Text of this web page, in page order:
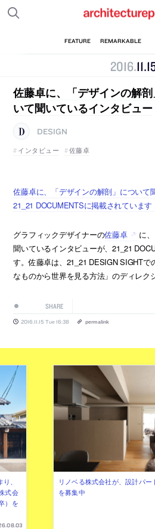
2016.11.
佐藤卓に、「デザインの解
いて聞いているインタビュー
DESIGN
インタビュー
佐藤卓
佐藤卓に、「デザインの解剖」について
21_21 DOCUMENTSに掲載されています
グラフィックデザイナーの佐藤卓
に
聞いているインタビューが、21_21
す。佐藤卓は、21_21 DESIGN SIGHTで
なものから世界を見る方法」のディレク
SHARE
2016.11.15 Tue 16:38 permalink
、
式会
）を
リノベる株式会社が、設計パ
を募集中